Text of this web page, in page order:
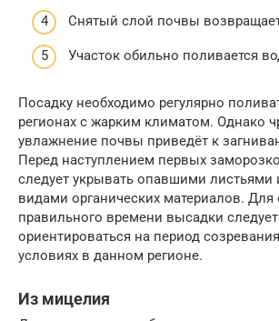
Снятый слой почвы
Участок обильно поливается
Посадку необходимо регулярно
регионах с жарким климатом. Однако
увлажнение почвы приведёт к
Перед наступлением первых
следует укрывать опавшими листьями
видами органических материалов. Для
правильного времени высадки следует
ориентироваться на период
условиях в данном регионе.
Из мицелия